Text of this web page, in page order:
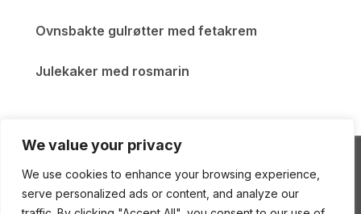
We value your privacy
We use cookies to enhance your browsing experience,
serve personalized ads or content, and analyze our
Ovnsbakte gulrøtter med fetakrem
Julekaker med rosmarin
ENEstående Mat